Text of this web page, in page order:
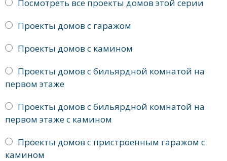
Посмотреть все проекты домов этой серии
Проекты домов с гаражом
Проекты домов с камином
Проекты домов с бильярдной комнатой на
первом этаже
Проекты домов с бильярдной комнатой на
первом этаже с камином
Проекты домов с пристроенным гаражом с
камином